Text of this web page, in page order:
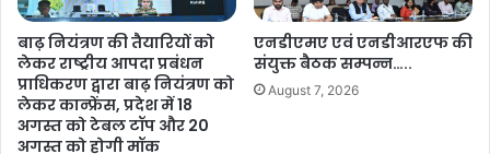
यों
को
दी
ब
धा
ई
ओं
ने
फि
र
मा
री
बाढ़ नियंत्रण की तैयारियों को
लेकर राष्ट्रीय आपदा प्रबंधन
प्राधिकरण द्वारा बाढ़ नियंत्रण को
लेकर कान्फ्रेंस, प्रदेश में 18
अगस्त को टेबल टॉप और 20
अगस्त को होगी मॉक
एनडीएमए एवं एनडीआरएफ की
संयुक्त बैठक सम्पन्न…..
August 7, 2026